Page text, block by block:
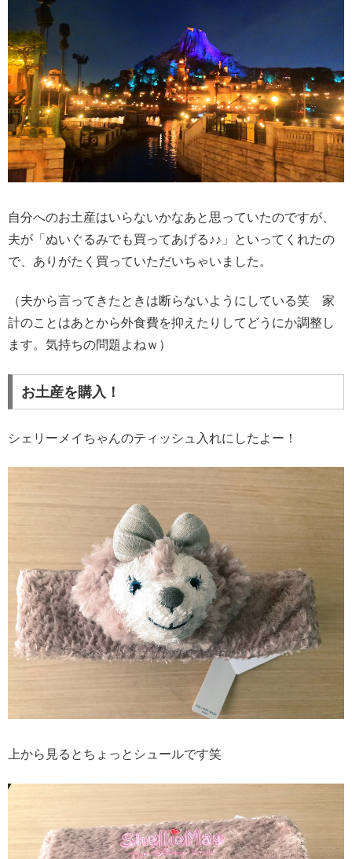
自分へのお土産はいらないかなあと思っていたのですが、
夫が「ぬいぐるみでも買ってあげる♪♪」といってくれたの
で、ありがたく買っていただいちゃいました。
（夫から言ってきたときは断らないようにしている笑 家
計のことはあとから外食費を抑えたりしてどうにか調整し
ます。気持ちの問題よねｗ）
お土産を購入！
シェリーメイちゃんのティッシュ入れにしたよー！
上から見るとちょっとシュールです笑